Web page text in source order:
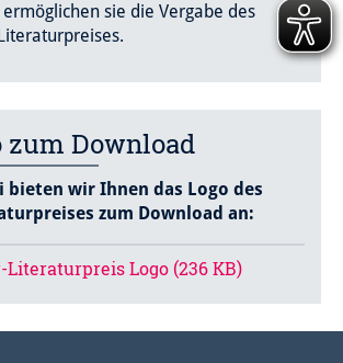
sie die Vergabe des
zum Download
bieten wir Ihnen das Logo des
zum Download an:
Logo (236 KB)